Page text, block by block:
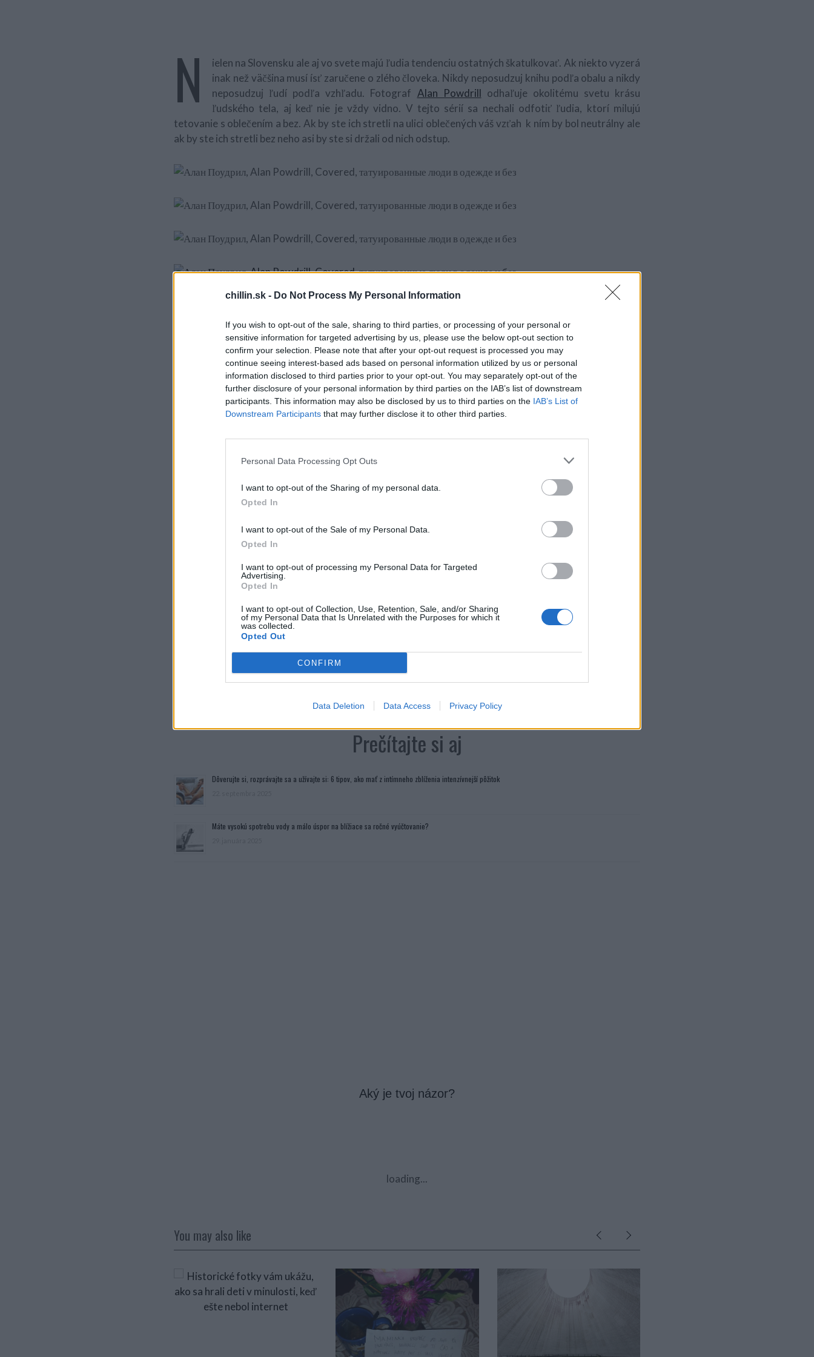
chillin.sk - Do Not Process My Personal Information
If you wish to opt-out of the sale, sharing to third parties, or processing of your personal or
sensitive information for targeted advertising by us, please use the below opt-out section to
confirm your selection. Please note that after your opt-out request is processed you may
continue seeing interest-based ads based on personal information utilized by us or personal
information disclosed to third parties prior to your opt-out. You may separately opt-out of the
further disclosure of your personal information by third parties on the IAB’s list of downstream
participants. This information may also be disclosed by us to third parties on the IAB’s List of
Downstream Participants that may further disclose it to other third parties.
Personal Data Processing Opt Outs
I want to opt-out of the Sharing of my personal data.
Opted In
I want to opt-out of the Sale of my Personal Data.
Opted In
I want to opt-out of processing my Personal Data for Targeted
Advertising.
Opted In
I want to opt-out of Collection, Use, Retention, Sale, and/or Sharing
of my Personal Data that Is Unrelated with the Purposes for which it
was collected.
Opted Out
CONFIRM
Data Deletion Data Access Privacy Policy
N
ielen na Slovensku ale aj vo svete majú ľudia tendenciu ostatných škatulkovať. Ak niekto vyzerá
inak než väčšina musí ísť zaručene o zlého človeka. Nikdy neposudzuj knihu podľa obalu a nikdy
neposudzuj ľudí podľa vzhľadu. Fotograf Alan Powdrill odhaľuje okolitému svetu krásu
ľudského tela, aj keď nie je vždy vidno. V tejto sérií sa nechali odfotiť ľudia, ktorí milujú
tetovanie s oblečením a bez. Ak by ste ich stretli na ulici oblečených váš vzťah k ním by bol neutrálny ale
ak by ste ich stretli bez neho asi by ste si držali od nich odstup.
Prečítajte si aj
Dôverujte si, rozprávajte sa a užívajte si: 6 tipov, ako mať z intímneho zblíženia intenzívnejší pôžitok
Máte vysokú spotrebu vody a málo úspor na blížiace sa ročné vyúčtovanie?
Aký je tvoj názor?
loading...
You may also like